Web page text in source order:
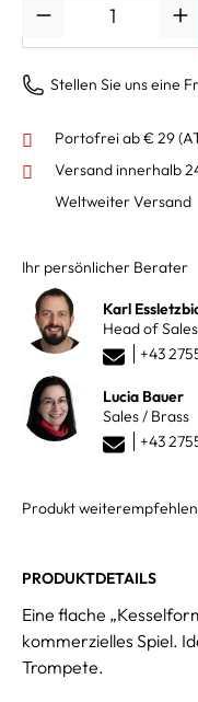
Stellen Sie uns eine
Portofrei ab € 29
Versand innerhalb
Weltweiter Versand
Ihr persönlicher Berater
Karl
Head of
+43
Lucia Bauer
Sales / Brass
+43
Produkt
PRODUKTDETAILS
Eine flache
kommerzielles Spiel.
Trompete.